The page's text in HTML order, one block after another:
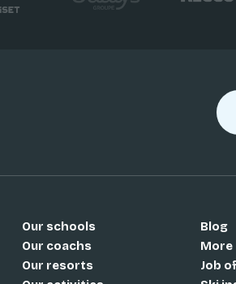
Our schools
Our coachs
Our resorts
Blog
More
Job